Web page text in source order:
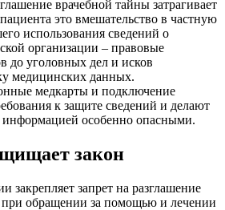
врачебной тайны затрагивает
это вмешательство в частную
использования сведений о
организации – правовые
до уголовных дел и исков
медицинских данных.
медкарты и подключение
к защите сведений и делают
особенно опасными.
закон
закрепляет запрет на разглашение
обращении за помощью и лечении